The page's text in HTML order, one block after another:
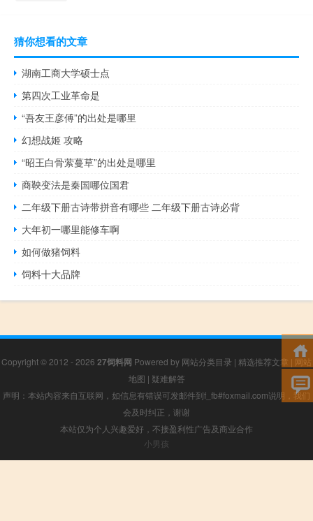
猜你想看的文章
湖南工商大学硕士点
第四次工业革命是
“吾友王彦傅”的出处是哪里
幻想战姬 攻略
“昭王白骨萦蔓草”的出处是哪里
商鞅变法是秦国哪位国君
二年级下册古诗带拼音有哪些 二年级下册古诗必背
大年初一哪里能修车啊
如何做猪饲料
饲料十大品牌
Copyright © 2012 - 2026 27饲料网 Powered by 网站分类目录 | 精选推荐文章 | 网站
地图 | 疑难解答
声明：本站内容来自互联网，如信息有错误可发邮件到f_fb#foxmail.com说明，我们
会及时纠正，谢谢
本站仅为个人兴趣爱好，不接盈利性广告及商业合作
小男孩